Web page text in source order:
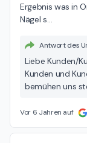
Ergebnis was in
Nägel s
Antwort des
Liebe Kunden/
Kunden und
bemühen uns
keine 100%ige
ob die Schuld
Vor 6 Jahren auf